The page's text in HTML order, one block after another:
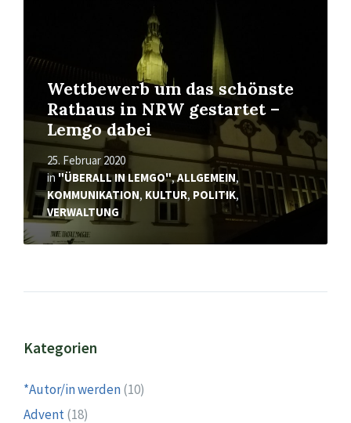
Wettbewerb um das schönste
Rathaus in NRW gestartet –
Lemgo dabei
25. Februar 2020
in"ÜBERALL IN LEMGO",ALLGEMEIN,
KOMMUNIKATION, KULTUR, POLITIK,
VERWALTUNG
Kategorien
*Autor/in werden(10)
Advent(18)